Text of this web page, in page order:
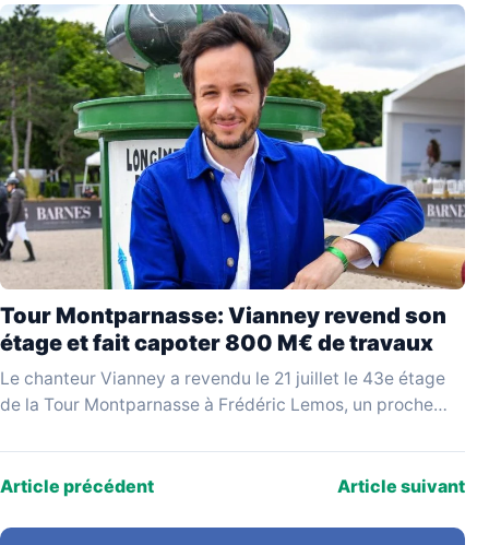
Tour Montparnasse: Vianney revend son
étage et fait capoter 800 M€ de travaux
Le chanteur Vianney a revendu le 21 juillet le 43e étage
de la Tour Montparnasse à Frédéric Lemos, un proche
Article précédent Article suivant